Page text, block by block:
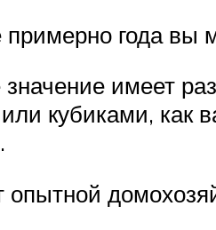
примерно года вы
имеет
кубиками, как
опытной